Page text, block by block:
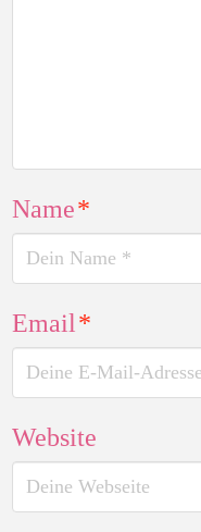
Name*
Email*
Website